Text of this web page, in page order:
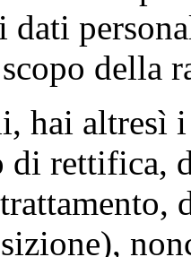
dati
della
hai
di rettifica,